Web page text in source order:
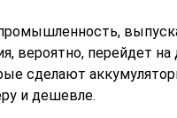
промышленность,
вероятно, перейдет на
сделают
и дешевле.